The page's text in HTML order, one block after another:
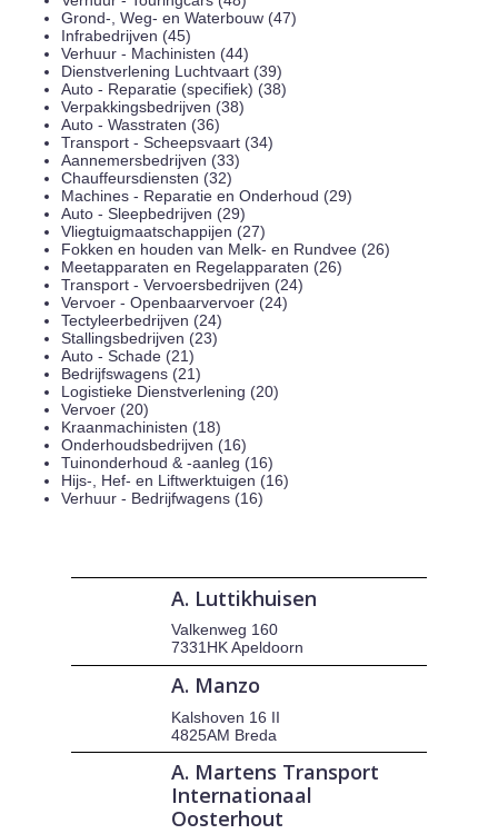
Grond-, Weg- en Waterbouw (47)
Infrabedrijven (45)
Verhuur - Machinisten (44)
Dienstverlening Luchtvaart (39)
Auto - Reparatie (specifiek) (38)
Verpakkingsbedrijven (38)
Auto - Wasstraten (36)
Transport - Scheepsvaart (34)
Aannemersbedrijven (33)
Chauffeursdiensten (32)
Machines - Reparatie en Onderhoud (29)
Auto - Sleepbedrijven (29)
Vliegtuigmaatschappijen (27)
Fokken en houden van Melk- en Rundvee (26)
Meetapparaten en Regelapparaten (26)
Transport - Vervoersbedrijven (24)
Vervoer - Openbaarvervoer (24)
Tectyleerbedrijven (24)
Stallingsbedrijven (23)
Auto - Schade (21)
Bedrijfswagens (21)
Logistieke Dienstverlening (20)
Vervoer (20)
Kraanmachinisten (18)
Onderhoudsbedrijven (16)
Tuinonderhoud & -aanleg (16)
Hijs-, Hef- en Liftwerktuigen (16)
Verhuur - Bedrijfwagens (16)
A. Luttikhuisen
Valkenweg 160
7331HK Apeldoorn
A. Manzo
Kalshoven 16 II
4825AM Breda
A. Martens Transport
Internationaal
Oosterhout